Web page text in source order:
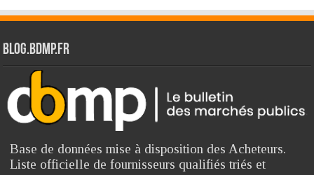
Blog.bdmp.fr
Base de données mise à disposition des Acheteurs.
Liste officielle de fournisseurs qualifiés triés et